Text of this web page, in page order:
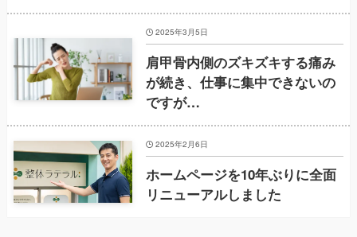
肩甲骨内側のズキズキする痛み
が続き、仕事に集中できないの
ですが…
2025年3月5日
ホームページを10年ぶりに全面
リニューアルしました
2025年2月6日